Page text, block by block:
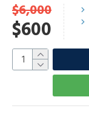
$600
$6,000